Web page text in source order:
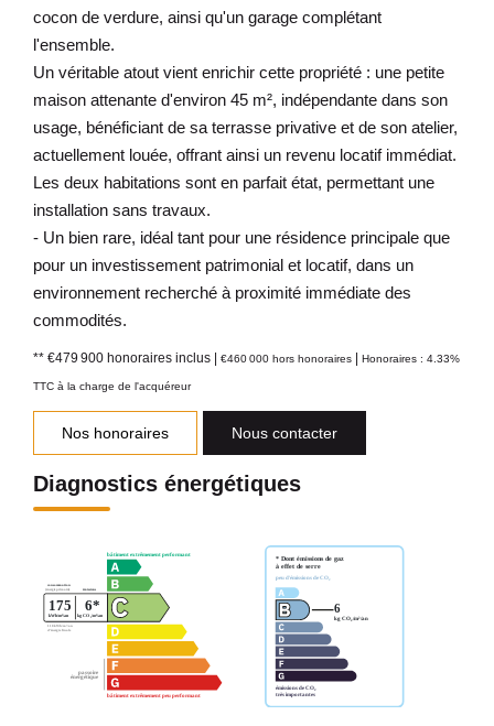
cocon de verdure, ainsi qu'un garage complétant
l'ensemble.
Un véritable atout vient enrichir cette propriété : une petite
maison attenante d'environ 45 m², indépendante dans son
usage, bénéficiant de sa terrasse privative et de son atelier,
actuellement louée, offrant ainsi un revenu locatif immédiat.
Les deux habitations sont en parfait état, permettant une
installation sans travaux.
- Un bien rare, idéal tant pour une résidence principale que
pour un investissement patrimonial et locatif, dans un
environnement recherché à proximité immédiate des
commodités.
** €479 900 honoraires inclus | €460 000 hors honoraires | Honoraires : 4.33%
TTC à la charge de l'acquéreur
Nos honoraires Nous contacter
Diagnostics énergétiques